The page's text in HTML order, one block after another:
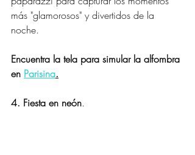
más "glamorosos" y divertidos de la
noche.
Encuentra la tela para simular la alfombra
en Parisina.
4. Fiesta en neón.